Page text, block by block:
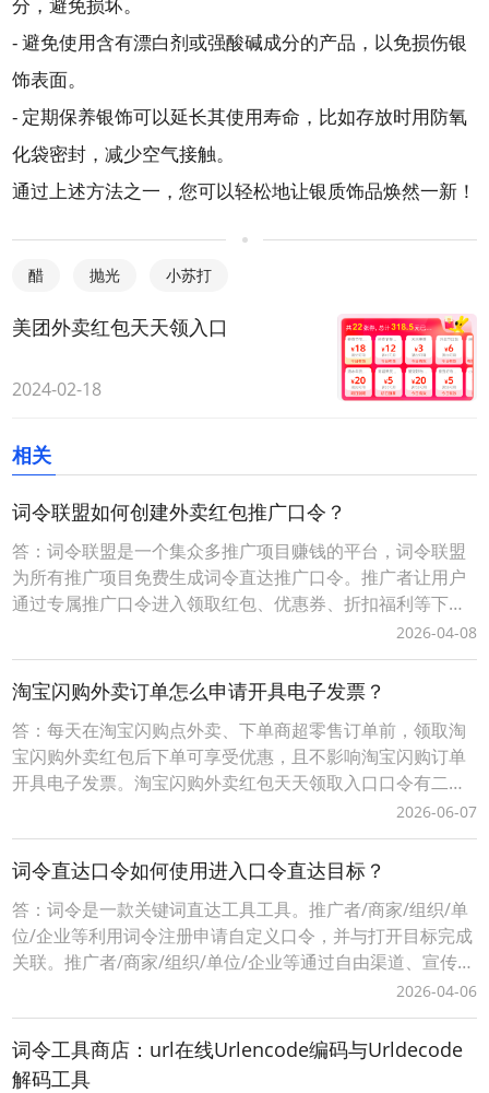
- 避免使用含有漂白剂或强酸碱成分的产品，以免损伤银
饰表面。
- 定期保养银饰可以延长其使用寿命，比如存放时用防氧
化袋密封，减少空气接触。
通过上述方法之一，您可以轻松地让银质饰品焕然一新！
醋 抛光 小苏打
美团外卖红包天天领入口
2024-02-18
相关
词令联盟如何创建外卖红包推广口令？
答：词令联盟是一个集众多推广项目赚钱的平台，词令联盟
为所有推广项目免费生成词令直达推广口令。推广者让用户
通过专属推广口令进入领取红包、优惠券、折扣福利等下单
可享受优惠，推广者可获得成交订单相应的佣金轻松赚钱。0
成本无压力、多劳多得时间自由、您只需做好一件事让用户
通过您的词令直达专属推广口令或推广素材进入下单即可获
得佣金，无需处理发货、服务等问题。词令联盟如何创建
2026-04-08
淘宝闪购外卖订单怎么申请开具电子发票？
答：每天在淘宝闪购点外卖、下单商超零售订单前，领取淘
宝闪购外卖红包后下单可享受优惠，且不影响淘宝闪购订单
开具电子发票。淘宝闪购外卖红包天天领取入口口令有二种
方式：1、淘宝闪购外卖红包领取口令【188288】，打开手
机淘宝APP，顶部选择导航【闪购外卖】后，输入淘宝闪购
外卖红包领取口令【188288】，即可成功领取当天可用的有
效外卖红包。2、词令直达外卖红包领取口
2026-06-07
词令直达口令如何使用进入口令直达目标？
答：词令是一款关键词直达工具工具。推广者/商家/组织/单
位/企业等利用词令注册申请自定义口令，并与打开目标完成
关联。推广者/商家/组织/单位/企业等通过自由渠道、宣传推
广、分享传播等方式将生成词令推广口令让用户记住、使用
打开目标落地页面，实现快捷直达、便捷操作的目的，有利
用用户快速进入推广口令关联的目标页面。词令直达口令如
何使用进入口令直达目标？1、当您是一名「
2026-04-06
词令工具商店：url在线Urlencode编码与Urldecode
解码工具